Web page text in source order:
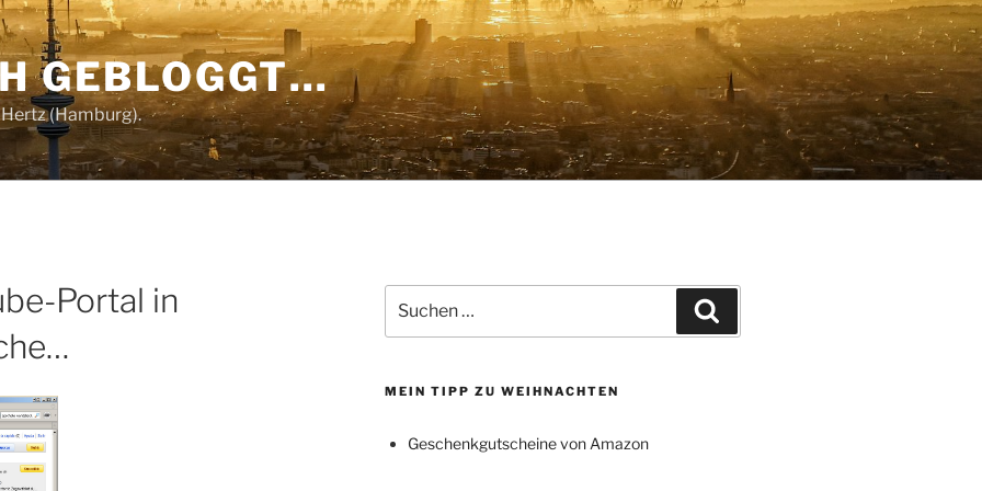
GEBLOGGT…
(Hamburg).
Portal in
nach:
MEIN TIPP ZU WEIHNACHTEN
Geschenkgutscheine von Amazon